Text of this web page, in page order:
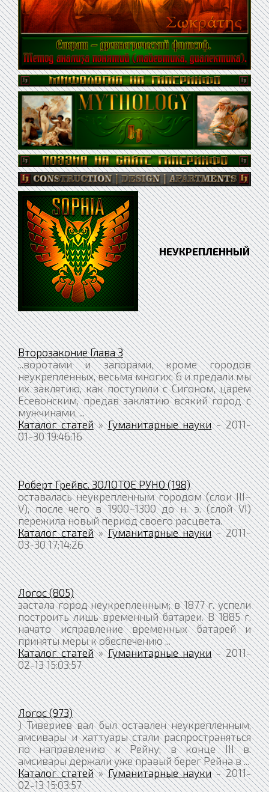
НЕУКРЕПЛЕННЫЙ
Второзаконие Глава 3
...воротами и запорами, кроме городов
неукрепленных, весьма многих; 6 и предали мы
их заклятию, как поступили с Сигоном, царем
Есевонским, предав заклятию всякий город с
мужчинами, ...
Каталог статей»Гуманитарные науки- 2011-
01-30 19:46:16
Роберт Грейвс. ЗОЛОТОЕ РУНО (198)
оставалась неукрепленным городом (слои III–
V), после чего в 1900–1300 до н. э. (слой VI)
пережила новый период своего расцвета.
Каталог статей»Гуманитарные науки- 2011-
03-30 17:14:26
Логос (805)
застала город неукрепленным; в 1877 г. успели
построить лишь временный батареи. В 1885 г.
начато исправление временных батарей и
приняты меры к обеспечению ...
Каталог статей»Гуманитарные науки- 2011-
02-13 15:03:57
Логос (973)
) Тивериев вал был оставлен неукрепленным,
амсивары и хаттуары стали распространяться
по направлению к Рейну; в конце III в.
амсивары держали уже правый берег Рейна в ...
Каталог статей»Гуманитарные науки- 2011-
02-13 15:03:57